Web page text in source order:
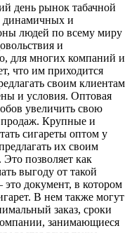
день рынок табачной
динамичных и
людей по всему миру
и
для многих компаний и
что им приходится
своим клиентам
и условия. Оптовая
увеличить свою
продаж. Крупные и
сигареты оптом у
их своим
позволяет как
выгоду от такой
документ, в котором
В нем также могут
заказ, сроки
занимающиеся